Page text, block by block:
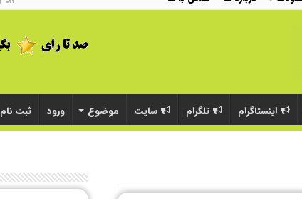
اینستاگرام تلگرام سایت موضوع ورود ثبت نام